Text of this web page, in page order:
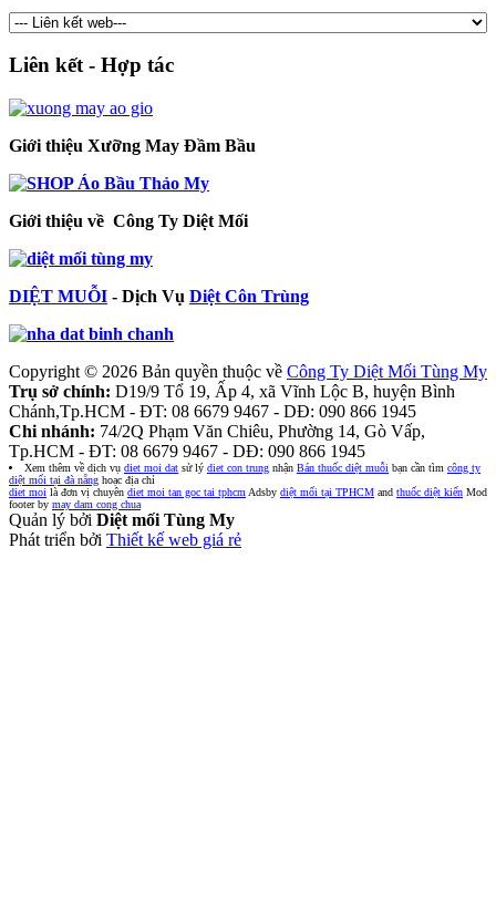
Liên kết - Hợp tác
Giới thiệu Xưỡng May Đầm Bầu
Giới thiệu về Công Ty Diệt Mối
DIỆT MUỖI - Dịch Vụ Diệt Côn Trùng
Copyright © 2026 Bản quyền thuộc về Công Ty Diệt Mối Tùng My
Trụ sở chính: D19/9 Tổ 19, Ấp 4, xã Vĩnh Lộc B, huyện Bình
Chánh,Tp.HCM - ĐT: 08 6679 9467 - DĐ: 090 866 1945
Chi nhánh: 74/2Q Phạm Văn Chiêu, Phường 14, Gò Vấp,
Tp.HCM - ĐT: 08 6679 9467 - DĐ: 090 866 1945
Xem thêm về dịch vụ diet moi dat sử lý diet con trung nhận Bán thuốc diệt muỗi bạn cần tìm công ty
diệt mối tại đà nẵng hoạc địa chỉ
diet moi là đơn vị chuyên diet moi tan goc tai tphcm Adsby diệt mối tại TPHCM and thuốc diệt kiến Mod
footer by may dam cong chua
Quản lý bởi Diệt mối Tùng My
Phát triển bởi Thiết kế web giá rẻ